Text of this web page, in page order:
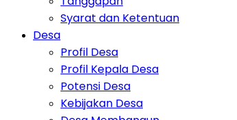
Syarat dan Ketentuan
Desa
Profil Desa
Profil Kepala Desa
Potensi Desa
Kebijakan Desa